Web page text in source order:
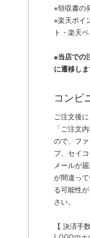
※領収書の
※楽天ポイ
ト・楽天
※当店での
に遷移しま
コンビ
ご注文後
「ご注文
ので、フ
プ、セイ
メールが
が間違っ
る可能性
さい。
【 決済手